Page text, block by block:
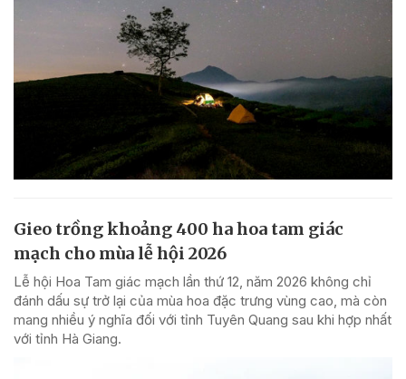
Gieo trồng khoảng 400 ha hoa tam giác
mạch cho mùa lễ hội 2026
Lễ hội Hoa Tam giác mạch lần thứ 12, năm 2026 không chỉ
đánh dấu sự trở lại của mùa hoa đặc trưng vùng cao, mà còn
mang nhiều ý nghĩa đối với tỉnh Tuyên Quang sau khi hợp nhất
với tỉnh Hà Giang.